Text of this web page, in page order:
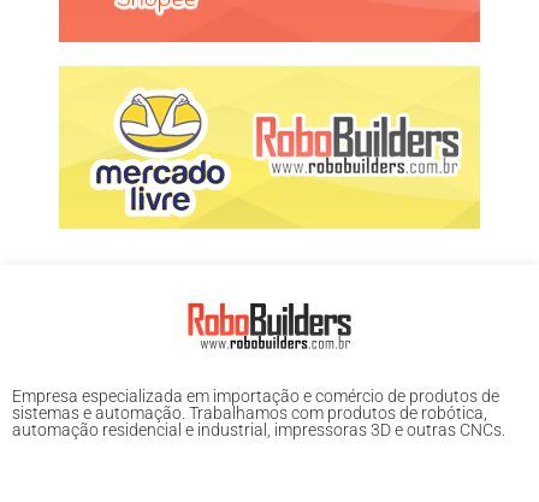
Empresa especializada em importação e comércio de produtos de
sistemas e automação. Trabalhamos com produtos de robótica,
automação residencial e industrial, impressoras 3D e outras CNCs.